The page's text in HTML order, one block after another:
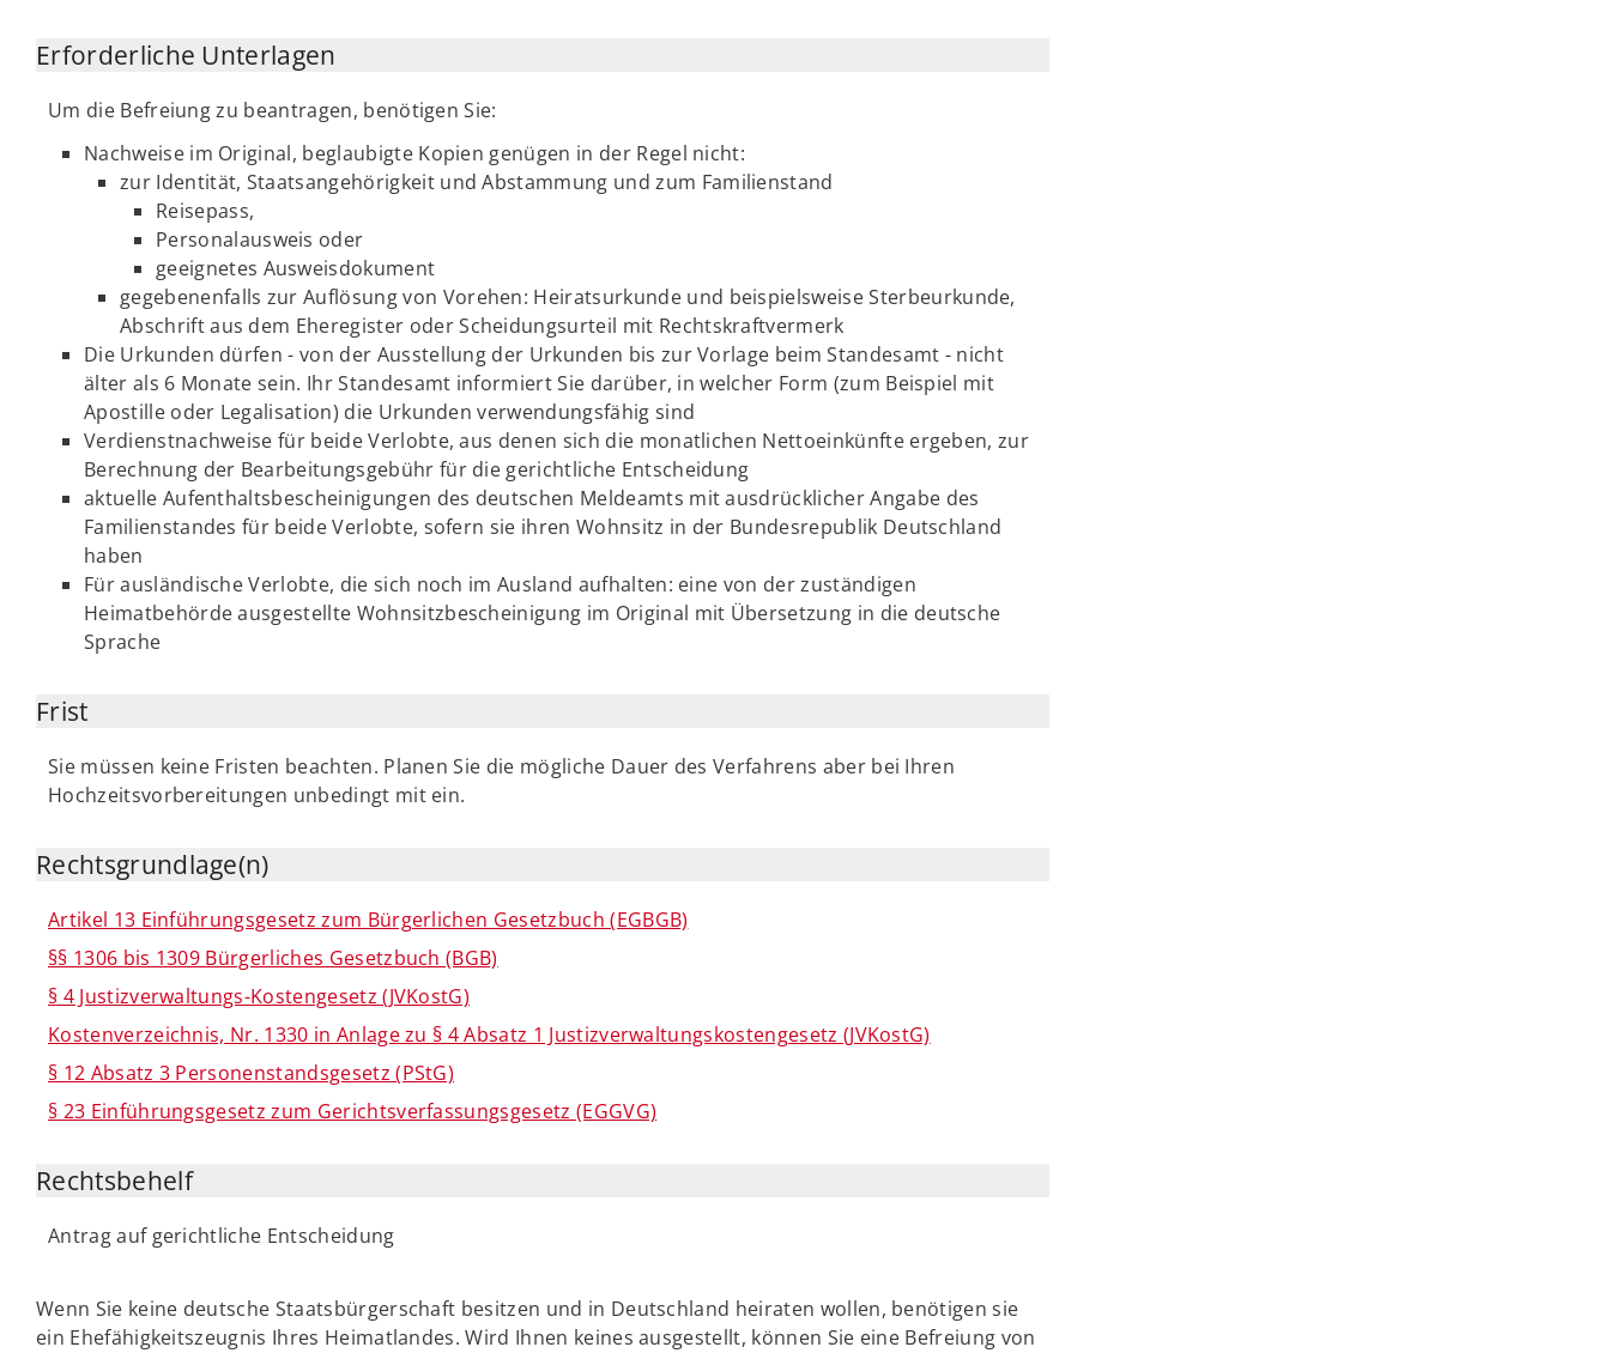
Erforderliche Unterlagen
Um die Befreiung zu beantragen, benötigen Sie:
Nachweise im Original, beglaubigte Kopien genügen in der Regel nicht:
zur Identität, Staatsangehörigkeit und Abstammung und zum Familienstand
Reisepass,
Personalausweis oder
geeignetes Ausweisdokument
gegebenenfalls zur Auflösung von Vorehen: Heiratsurkunde und beispielsweise Sterbeurkunde,
Abschrift aus dem Eheregister oder Scheidungsurteil mit Rechtskraftvermerk
Die Urkunden dürfen - von der Ausstellung der Urkunden bis zur Vorlage beim Standesamt - nicht
älter als 6 Monate sein. Ihr Standesamt informiert Sie darüber, in welcher Form (zum Beispiel mit
Apostille oder Legalisation) die Urkunden verwendungsfähig sind
Verdienstnachweise für beide Verlobte, aus denen sich die monatlichen Nettoeinkünfte ergeben, zur
Berechnung der Bearbeitungsgebühr für die gerichtliche Entscheidung
aktuelle Aufenthaltsbescheinigungen des deutschen Meldeamts mit ausdrücklicher Angabe des
Familienstandes für beide Verlobte, sofern sie ihren Wohnsitz in der Bundesrepublik Deutschland
haben
Für ausländische Verlobte, die sich noch im Ausland aufhalten: eine von der zuständigen
Heimatbehörde ausgestellte Wohnsitzbescheinigung im Original mit Übersetzung in die deutsche
Sprache
Frist
Sie müssen keine Fristen beachten. Planen Sie die mögliche Dauer des Verfahrens aber bei Ihren
Hochzeitsvorbereitungen unbedingt mit ein.
Rechtsgrundlage(n)
Artikel 13 Einführungsgesetz zum Bürgerlichen Gesetzbuch (EGBGB)
§§ 1306 bis 1309 Bürgerliches Gesetzbuch (BGB)
§ 4 Justizverwaltungs-Kostengesetz (JVKostG)
Kostenverzeichnis, Nr. 1330 in Anlage zu § 4 Absatz 1 Justizverwaltungskostengesetz (JVKostG)
§ 12 Absatz 3 Personenstandsgesetz (PStG)
§ 23 Einführungsgesetz zum Gerichtsverfassungsgesetz (EGGVG)
Rechtsbehelf
Antrag auf gerichtliche Entscheidung
Wenn Sie keine deutsche Staatsbürgerschaft besitzen und in Deutschland heiraten wollen, benötigen sie
ein Ehefähigkeitszeugnis Ihres Heimatlandes. Wird Ihnen keines ausgestellt, können Sie eine Befreiung von